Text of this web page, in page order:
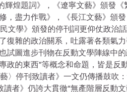
煌題詞》，《遼寧文藝》頒發
，盡力作戰》，《長江文藝》頒
文學》頒發的停刊詞更仰仗政治
復雜的政治關系，吐露著各類氣
圖進步刊物在反動文學陣線中
政的東西”等概念和命題，皆是
〉停刊致讀者》一文仍傳播鼓吹
讀者》仍誇大貫徹“無產階層反動